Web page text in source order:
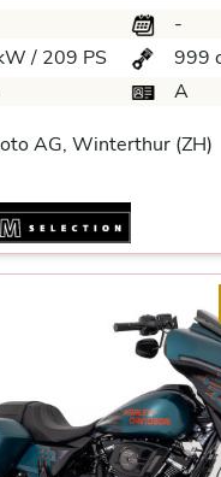
-
/ 209 PS
999
A
AG, Winterthur (ZH)